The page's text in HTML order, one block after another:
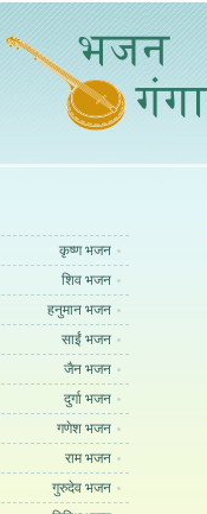
कृष्ण भजन
शिव भजन
हनुमान भजन
साईं भजन
जैन भजन
दुर्गा भजन
गणेश भजन
राम भजन
गुरुदेव भजन